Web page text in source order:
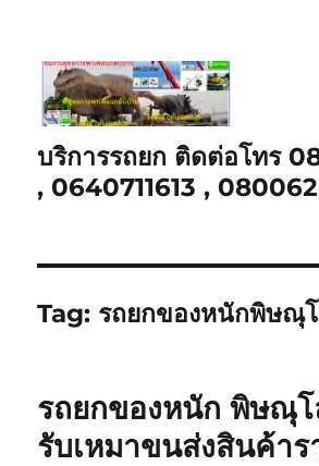
บริการรถยก ติดต่อโทร
, 0640711613 ,
Tag: รถยกของหนักพิษณุ
รถยกของหนัก พิษณุ
รับเหมาขนส่งสินค้าร